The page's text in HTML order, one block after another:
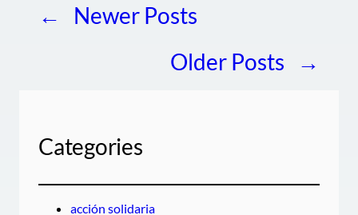
←
Newer Posts
Older Posts
→
Categories
acción solidaria